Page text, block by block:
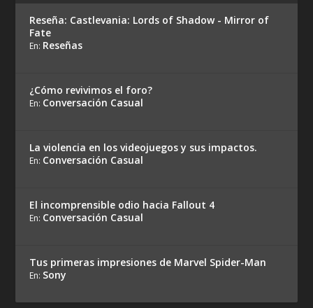
Reseña: Castlevania: Lords of Shadow - Mirror of
Fate
En: Reseñas
¿Cómo revivimos el foro?
En: Conversación Casual
La violencia en los videojuegos y sus impactos.
En: Conversación Casual
El incomprensible odio hacia Fallout 4
En: Conversación Casual
Tus primeras impresiones de Marvel Spider-Man
En: Sony